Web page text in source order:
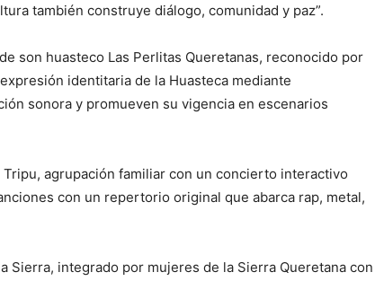
también construye diálogo, comunidad y paz”.
son huasteco Las Perlitas Queretanas, reconocido por
identitaria de la Huasteca mediante
sonora y promueven su vigencia en escenarios
agrupación familiar con un concierto interactivo
con un repertorio original que abarca rap, metal,
Sierra, integrado por mujeres de la Sierra Queretana con